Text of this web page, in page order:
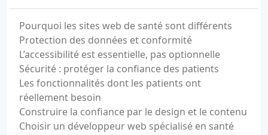
Pourquoi les sites web de santé sont différents
Protection des données et conformité
L’accessibilité est essentielle, pas optionnelle
Sécurité : protéger la confiance des patients
Les fonctionnalités dont les patients ont
réellement besoin
Construire la confiance par le design et le contenu
Choisir un développeur web spécialisé en santé